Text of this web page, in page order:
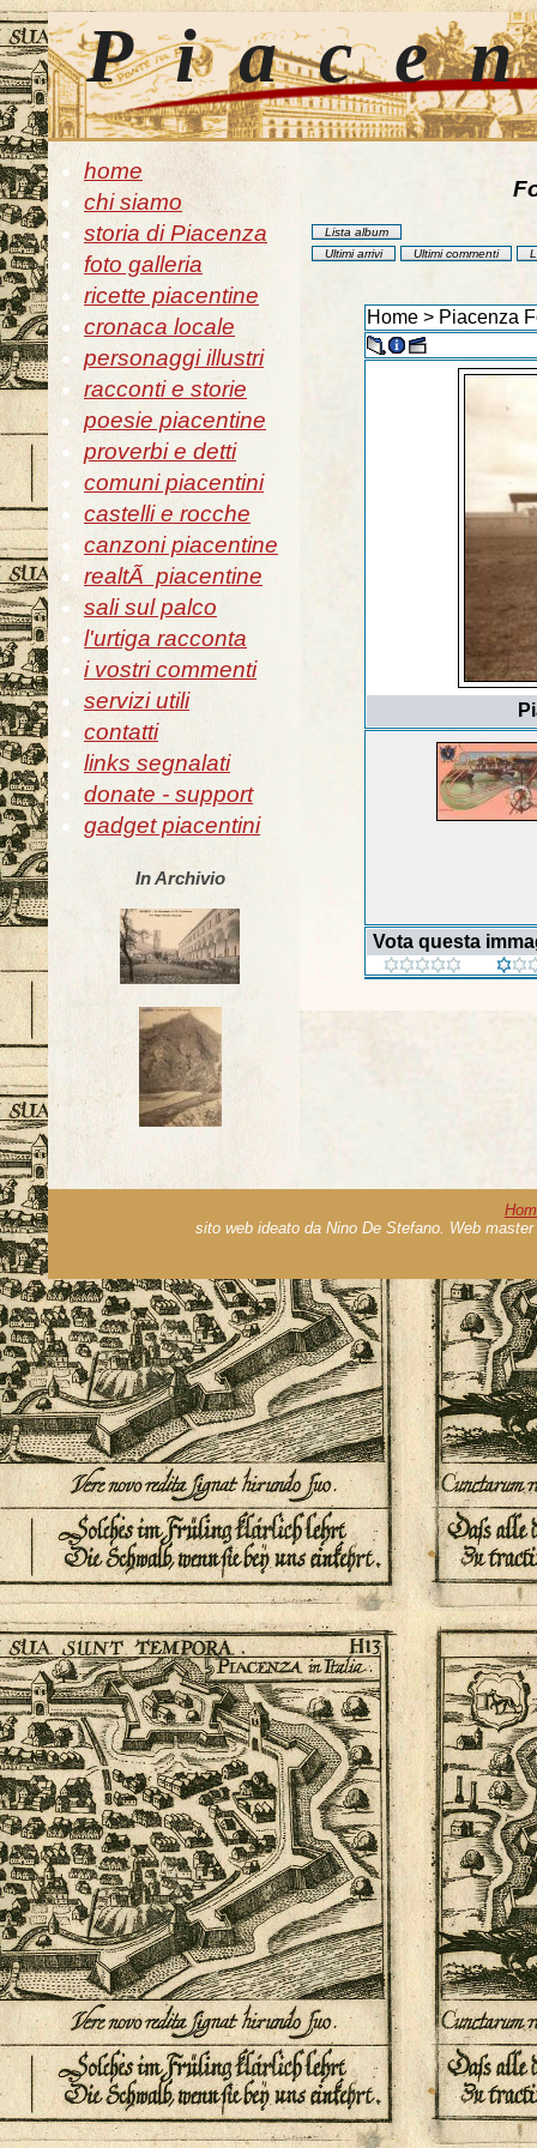
home
chi siamo
storia di Piacenza
foto galleria
ricette piacentine
cronaca locale
personaggi illustri
racconti e storie
poesie piacentine
proverbi e detti
comuni piacentini
castelli e rocche
canzoni piacentine
realtÃ piacentine
sali sul palco
l'urtiga racconta
i vostri commenti
servizi utili
contatti
links segnalati
donate - support
gadget piacentini
In Archivio
Lista album
Ultimi arrivi
Ultimi commenti
Home> Piacenza
Vota questa
sito web ideato da Nino De Stefano. Web